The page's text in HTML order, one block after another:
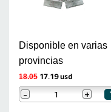
Disponible en varias
provincias
18.05 17.19 usd
- +